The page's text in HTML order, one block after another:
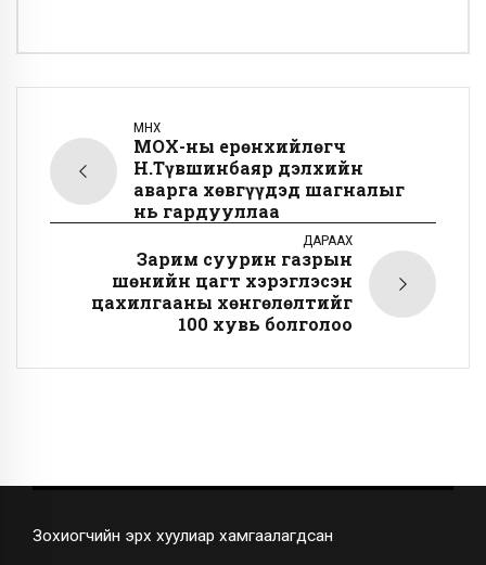
ӨМНӨХ
МҮОХ-ны ерөнхийлөгч
Н.Түвшинбаяр дэлхийн
аварга хөвгүүдэд шагналыг
нь гардууллаа
ДАРААХ
Зарим суурин газрын
шөнийн цагт хэрэглэсэн
цахилгааны хөнгөлөлтийг
100 хувь болголоо
Зохиогчийн эрх хуулиар хамгаалагдсан